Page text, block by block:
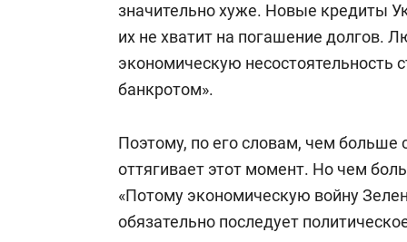
значительно хуже. Новые кредиты
их не хватит на погашение долгов.
экономическую несостоятельность
банкротом».
Поэтому, по его словам, чем
оттягивает этот момент. Но чем
«Потому экономическую войну
обязательно последует